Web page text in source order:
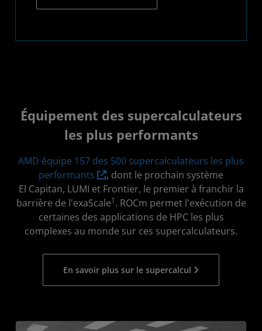
Équipement des supercalculateurs
les plus performants
AMD équipe 157 des 500 supercalculateurs les plus
performants
, dont le prochain système
El Capitan, LUMI et Frontier, le premier à franchir la
barrière de l'exaScale1. ROCm permet l'exécution de
certaines des applications de HPC les plus
complexes au monde sur ces supercalculateurs.
En savoir plus sur le supercalcul